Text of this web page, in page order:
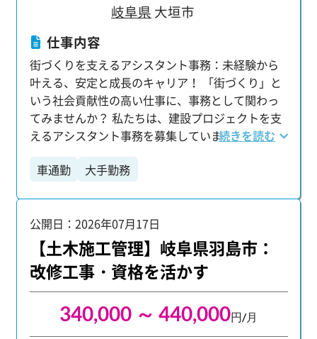
岐阜県 大垣市
仕事内容
街づくりを支えるアシスタント事務：未経験から
叶える、安定と成長のキャリア！ 「街づくり」と
いう社会貢献性の高い仕事に、事務として関わっ
てみませんか？ 私たちは、建設プロジェクトを支
えるアシスタント事務を募集しています。 未経験
からでも、着実にキャリアアップと収入アップを
実現できる環境です。 実際に、未経験入社から入
円を達成した社員もいます。 【あなたにお任せす
る業務】 プロジェクトの管理メンバーをサポート
する、幅広い業務です。 ・書類の整理やファイリ
ング ・建物の写真撮影 ・工事の進捗や作業品質の
チェック ・スケジュール調整 ・図面チェック ・打
ち合わせ ・工事全体の計画・調整 など 入社後はま
続きを読む
車通勤 大手勤務
公開日：2026年07月17日
【土木施工管理】岐阜県羽島市：
改修工事・資格を活かす
340,000 ～ 440,000円/月